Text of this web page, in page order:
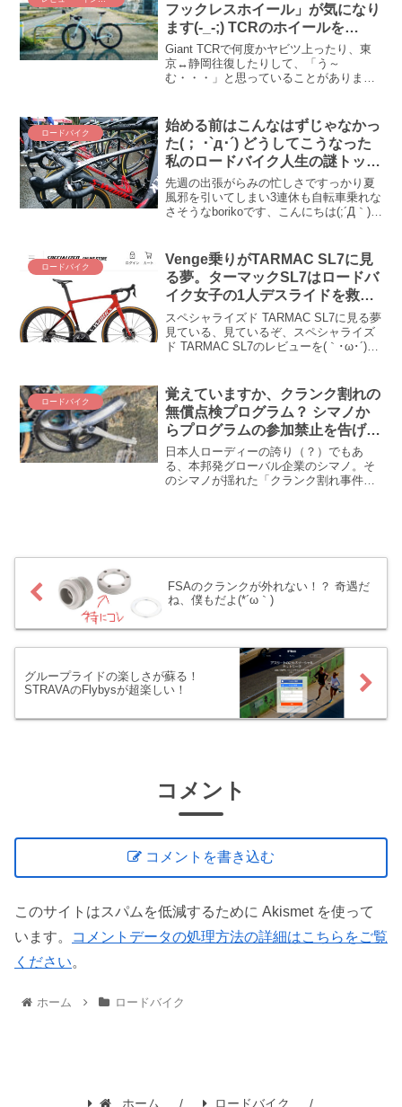
フックレスホイール」が気になり
ます(-_-;) TCRのホイールを
Roval Rapide CLXに交換した結
果！
Giant TCRで何度かヤビツ上ったり、東
京↔静岡往復したりして、「う～
む・・・」と思っていることがありまし
らない？？ スペック的には十分軽く、高
性能に見えるのですが、どうも悩ましく
感じるのは、多分気のせい・・・気のせ
い、勘違いなんだけど！！ う～ん、気に
なってしょうがないｗ ちょっとホイール
をRovalに交換して比べてみよっせ！
ロードバイク
始める前はこんなはずじゃなかっ
た(； ･`д･´) どうしてこうなった
私のロードバイク人生の謎トップ
5
先週の出張がらみの忙しさですっかり夏
風邪を引いてしまい3連休も自転車乗れな
さそうなborikoです、こんにちは(;´Д｀)と
乗り始める前に思い描いたことや想像し
たこ...
ロードバイク
Venge乗りがTARMAC SL7に見
る夢。ターマックSL7はロードバ
イク女子の1人デスライドを救う
のか？
スペシャライズド TARMAC SL7に見る夢
見ている、見ているぞ、スペシャライズ
ド TARMAC SL7のレビューを(｀･ω･´)！
も多いのでは！？ でも、ちょっと...
ロードバイク
覚えていますか、クランク割れの
無償点検プログラム？ シマノか
らプログラムの参加禁止を告げら
れたショップがあるそうです
日本人ローディーの誇り（？）でもあ
る、本邦発グローバル企業のシマノ。そ
のシマノが揺れた「クランク割れ事件」
ど）。そんな渦中のシマノクランクを点
検し、必要に応じて交換手続きを行うシ
ョップが、なんとシマノ御大から「出
ク問題、まだ続いてるのね、このまま収
束するのかしら。。。
FSAのクランクが外れない！？ 奇遇だ
ね、僕もだよ(*´ω｀)
グループライドの楽しさが蘇る！
STRAVAのFlybysが超楽しい！
コメント
コメントを書き込む
このサイトはスパムを低減するために Akismet を使って
います。
コメントデータの処理方法の詳細はこちらをご覧
ください。
ホーム ロードバイク
ホーム ロードバイク